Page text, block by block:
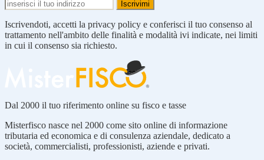
Iscrivendoti, accetti la privacy policy e conferisci il tuo consenso al
trattamento nell'ambito delle finalità e modalità ivi indicate, nei limiti
in cui il consenso sia richiesto.
Dal 2000 il tuo riferimento online su fisco e tasse
Misterfisco nasce nel 2000 come sito online di informazione
tributaria ed economica e di consulenza aziendale, dedicato a
società, commercialisti, professionisti, aziende e privati.